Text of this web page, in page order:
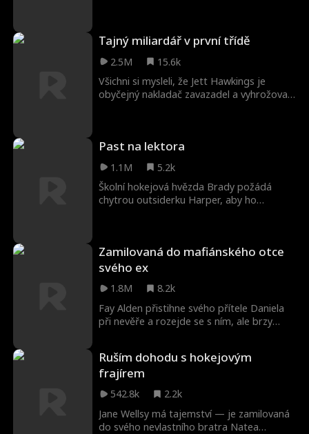
Tajný miliardář v první třídě
2.5M
15.6k
Všichni si mysleli, že Jett Hawkings je
obyčejný nakladač zavazadel a vyhrožovali
zachránit.
Past na lektora
1.1M
5.2k
Školní hokejová hvězda Brady požádá
chytrou outsiderku Harper, aby ho
stane, když jejich dohoda selže a chemie
mezi nimi se stane skutečnou?
Zamilovaná do mafiánského otce
svého ex
1.8M
8.2k
Fay Alden přistihne svého přítele Daniela
při nevěře a rozejde se s ním, ale brzy
že Fayin skutečný otec je mafiánský don
Lorenzo Alden, ale také jí předloží návrh:
vezmi si jeho syna, aby se spojily krevní
linie, a on ochrání její rodinu před násilným
zločincem. Fay souhlasí a Daniel je více než
rád, že si Fay vezme, aby odvedl
Ruším dohodu s hokejovým
frajírem
542.8k
2.2k
Jane Wellsy má tajemství — je zamilovaná
do svého nevlastního bratra Natea